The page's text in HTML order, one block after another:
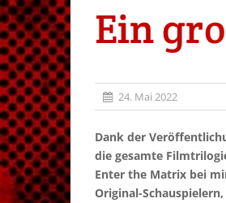
Ein
24. Mai 2022
Dank der
die gesamte
Enter the Matrix bei
Original-